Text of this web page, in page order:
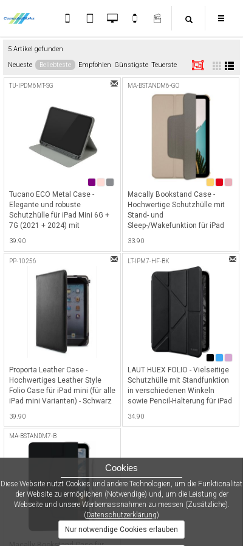
5 Artikel gefunden
Neueste Beliebteste Empfohlen Günstigste Teuerste
TU-IPDM6MT-SG
Tucano ECO Metal Case -
Elegante und robuste
Schutzhülle für iPad Mini 6G +
7G (2021 + 2024) mit
umklappbare Ecke für
39.90
MA-BSTANDM6-GO
Macally Bookstand Case -
Hochwertige Schutzhülle mit
Stand- und
Sleep-/Wakefunktion für iPad
33.90
PP-10256
Proporta Leather Case -
Hochwertiges Leather Style
Folio Case für iPad mini (für alle
iPad mini Varianten) - Schwarz
39.90
LT-IPM7-HF-BK
LAUT HUEX FOLIO - Vielseitige
Schutzhülle mit Standfunktion
in verschiedenen Winkeln
sowie Pencil-Halterung für iPad
34.90
MA-BSTANDM7-B
Cookies
Diese Website nutzt Cookies und andere Technologien, um die Funktionalität
der Website zu ermöglichen (Notwendige) und, um die Leistung der
Webseite und unsere Werbemassnahmen zu messen (Zusätzliche).
(Datenschutzerklärung)
Nur notwendige Cookies erlauben